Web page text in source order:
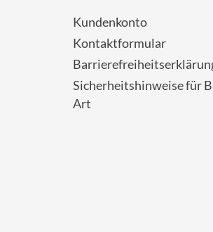
Kundenkonto
Kontaktformular
Sicherheitshinweise für
Art